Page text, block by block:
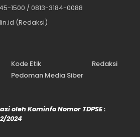
1500 / 0813-3184-0088
(Redaksi)
Kode Etik
Redaksi
Pedoman Media Siber
oleh Kominfo Nomor TDPSE :
2024